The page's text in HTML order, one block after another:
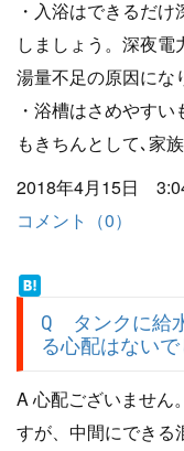
・入浴はできるだ
しましょう。深夜
湯量不足の原因にな
・浴槽はさめやす
もきちんとして､家
2018年4月15日
コメント（0）
Q タンクに給
る心配はないで
A 心配ございません
すが、中間にできる